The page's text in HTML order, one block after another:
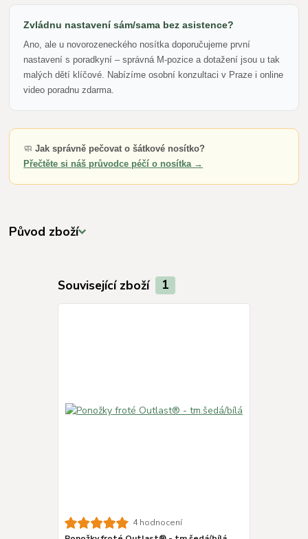
Zvládnu nastavení sám/sama bez asistence?
Ano, ale u novorozeneckého nosítka doporučujeme první
nastavení s poradkyní – správná M-pozice a dotažení jsou u tak
malých dětí klíčové. Nabízíme osobní konzultaci v Praze i online
video poradnu zdarma.
🧼Jak správně pečovat o šátkové nosítko?
Přečtěte si náš průvodce péčí o nosítka →
Původ zboží
Související zboží 1
4 hodnocení